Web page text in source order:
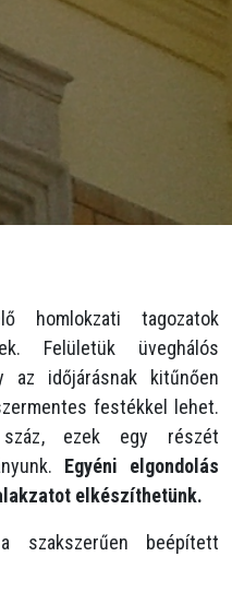
homlokzati tagozatok
Felületük üveghálós
az időjárásnak kitűnően
festékkel lehet.
ezek egy részét
Egyéni elgondolás
elkészíthetünk.
beépített